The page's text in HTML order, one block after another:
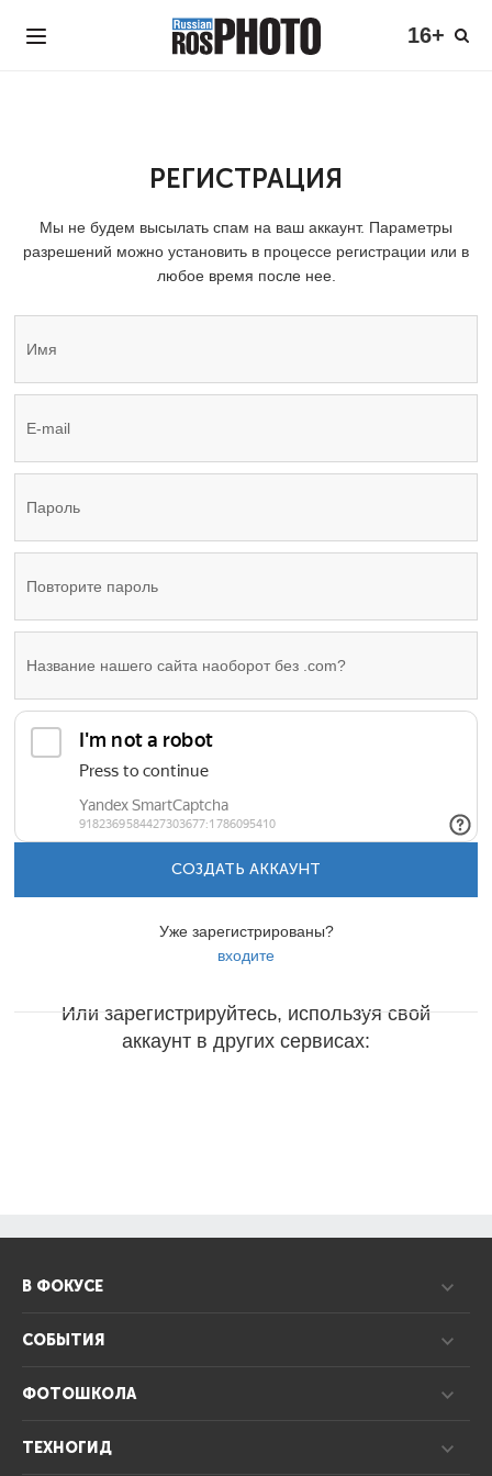
16+
РЕГИСТРАЦИЯ
Мы не будем высылать спам на ваш аккаунт. Параметры
разрешений можно установить в процессе регистрации или в
любое время после нее.
СОЗДАТЬ АККАУНТ
Уже зарегистрированы?
входите
Или зарегистрируйтесь, используя свой
аккаунт в других сервисах:
В ФОКУСЕ
СОБЫТИЯ
ФОТОШКОЛА
ТЕХНОГИД